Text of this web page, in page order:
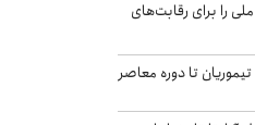
را برای رقابت‌های
زمان تیموریان تا دوره معاصر